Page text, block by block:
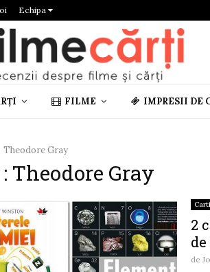
Echipa
FILME IMPRESII DE
Theodore Gray
Theodore Gray
Carti
2
de